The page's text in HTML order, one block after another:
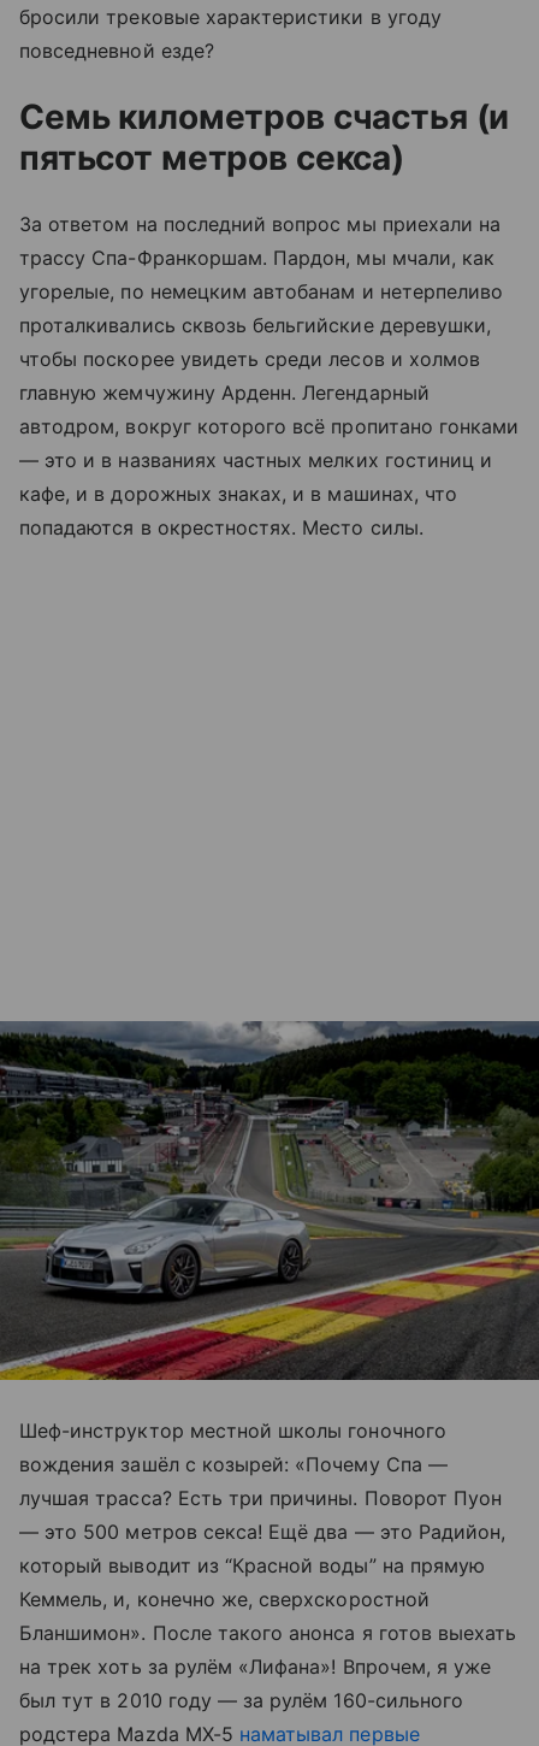
бросили трековые характеристики в угоду
повседневной езде?
Семь километров счастья (и
пятьсот метров секса)
За ответом на последний вопрос мы приехали на
трассу Спа-Франкоршам. Пардон, мы мчали, как
угорелые, по немецким автобанам и нетерпеливо
проталкивались сквозь бельгийские деревушки,
чтобы поскорее увидеть среди лесов и холмов
главную жемчужину Арденн. Легендарный
автодром, вокруг которого всё пропитано гонками
— это и в названиях частных мелких гостиниц и
кафе, и в дорожных знаках, и в машинах, что
попадаются в окрестностях. Место силы.
Шеф-инструктор местной школы гоночного
вождения зашёл с козырей: «Почему Спа —
лучшая трасса? Есть три причины. Поворот Пуон
— это 500 метров секса! Ещё два — это Радийон,
который выводит из “Красной воды” на прямую
Кеммель, и, конечно же, сверхскоростной
Бланшимон». После такого анонса я готов выехать
на трек хоть за рулём «Лифана»! Впрочем, я уже
был тут в 2010 году — за рулём 160-сильного
родстера Mazda MX-5 наматывал первые